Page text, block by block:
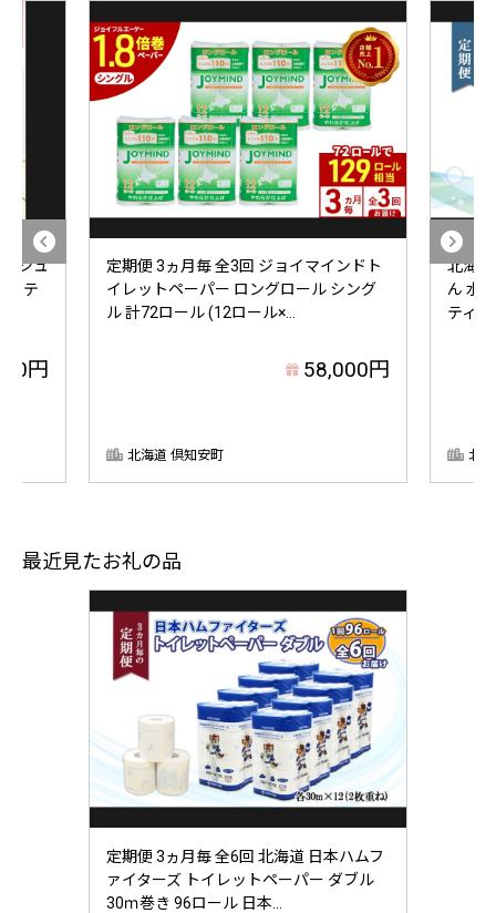
シュ
テ
円
定期便 3ヵ月毎 全3回 ジョイマインドト
イレットペーパー ロングロール シング
ル 計72ロール (12ロール×...
58,000円
北海道 倶知安町
北海
ん 水
ティ
北
最近見たお礼の品
定期便 3ヵ月毎 全6回 北海道 日本ハムフ
ァイターズ トイレットペーパー ダブル
30ｍ巻き 96ロール 日本...